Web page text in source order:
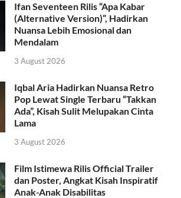
Ifan Seventeen Rilis “Apa Kabar
(Alternative Version)”, Hadirkan
Nuansa Lebih Emosional dan
Mendalam
3 August 2026
Iqbal Aria Hadirkan Nuansa Retro
Pop Lewat Single Terbaru “Takkan
Ada”, Kisah Sulit Melupakan Cinta
Lama
3 August 2026
Film Istimewa Rilis Official Trailer
dan Poster, Angkat Kisah Inspiratif
Anak-Anak Disabilitas